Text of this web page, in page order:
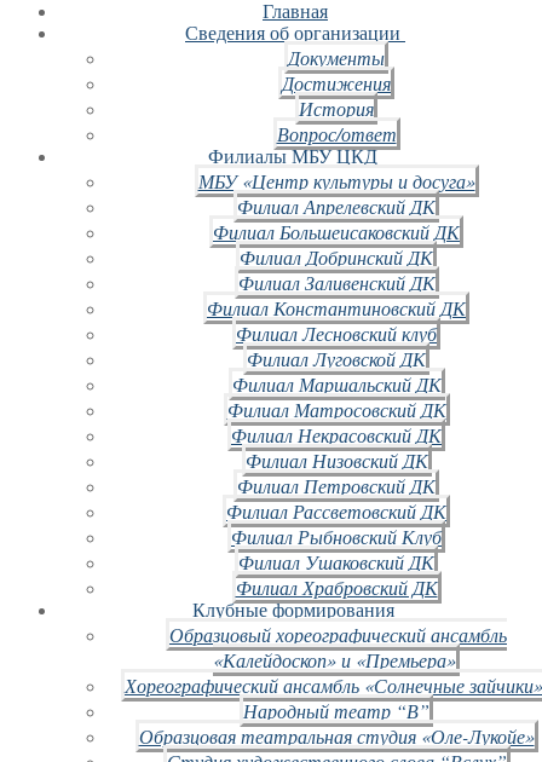
Главная
Сведения об организации
Документы
Достижения
История
Вопрос/ответ
Филиалы МБУ ЦКД
МБУ «Центр культуры и досуга»
Филиал Апрелевский ДК
Филиал Большеисаковский ДК
Филиал Добринский ДК
Филиал Заливенский ДК
Филиал Константиновский ДК
Филиал Лесновский клуб
Филиал Луговской ДК
Филиал Маршальский ДК
Филиал Матросовский ДК
Филиал Некрасовский ДК
Филиал Низовский ДК
Филиал Петровский ДК
Филиал Рассветовский ДК
Филиал Рыбновский Клуб
Филиал Ушаковский ДК
Филиал Храбровский ДК
Клубные формирования
Образцовый хореографический ансамбль
«Калейдоскоп» и «Премьера»
Хореографический ансамбль «Солнечные
Народный театр “В”
Образцовая театральная студия «Оле-Лукойе»